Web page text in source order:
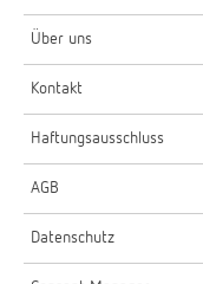
Über uns
Kontakt
Haftungsausschluss
AGB
Datenschutz